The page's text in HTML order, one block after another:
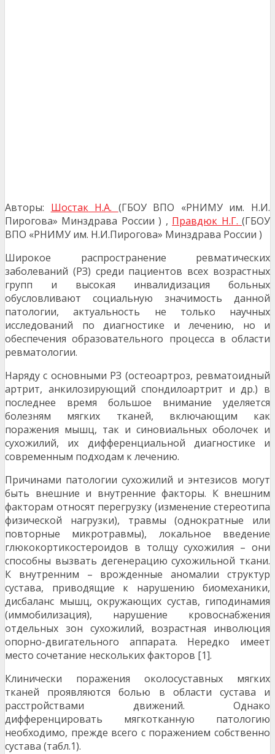
Авторы: Шостак Н.А. (ГБОУ ВПО «РНИМУ им. Н.И.
Пирогова» Минздрава России ) , Правдюк Н.Г.(ГБОУ
ВПО «РНИМУ им. Н.И.Пирогова» Минздрава России )
Широкое распространение ревматических
заболеваний (РЗ) среди пациентов всех возрастных
групп и высокая инвалидизация больных
обусловливают социальную значимость данной
патологии, актуальность не только научных
исследований по диагностике и лечению, но и
обеспечения образовательного процесса в области
ревматологии.
Наряду с основными РЗ (остеоартроз, ревматоидный
артрит, анкилозирующий спондилоартрит и др.) в
последнее время большое внимание уделяется
болезням мягких тканей, включающим как
поражения мышц, так и синовиальных оболочек и
сухожилий, их дифференциальной диагностике и
современным подходам к лечению.
Причинами патологии сухожилий и энтезисов могут
быть внешние и внутренние факторы. К внешним
факторам относят перегрузку (изменение стереотипа
физической нагрузки), травмы (однократные или
повторные микротравмы), локальное введение
глюкокортикостероидов в толщу сухожилия – они
способны вызвать дегенерацию сухожильной ткани.
К внутренним – врожденные аномалии структур
сустава, приводящие к нарушению биомеханики,
дисбаланс мышц, окружающих сустав, гиподинамия
(иммобилизация), нарушение кровоснабжения
отдельных зон сухожилий, возрастная инволюция
опорно-двигательного аппарата. Нередко имеет
место сочетание нескольких факторов [1].
Клинически поражения околосуставных мягких
тканей проявляются болью в области сустава и
расстройствами движений. Однако
дифференцировать мягкотканную патологию
необходимо, прежде всего с поражением собственно
сустава (табл.1).